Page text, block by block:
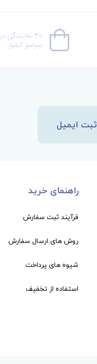
30 نمایندگی در
سراسر کشور
ثبت ایمیل
راهنمای خرید
فرآیند ثبت سفارش
روش های ارسال سفارش
شیوه های پرداخت
استفاده از تخفیف